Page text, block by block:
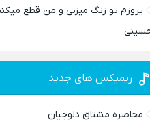
یروزم تو زنگ میزنی و من قطع
ریمیکس های جدید
محاصره مشتاق دلوجیان